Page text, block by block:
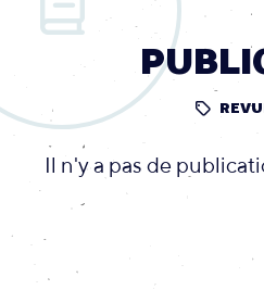
Il n'y a pas de